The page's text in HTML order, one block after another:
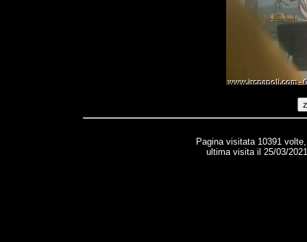
Pagina visitata 10391
ultima visita il 25/03/